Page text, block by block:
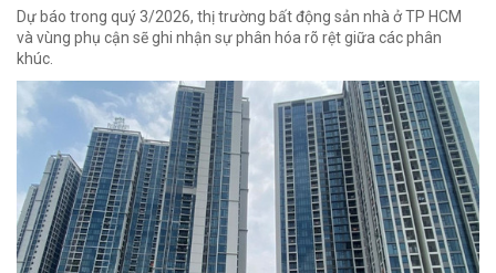
Dự báo trong quý 3/2026, thị trường bất động sản nhà ở TP HCM
và vùng phụ cận sẽ ghi nhận sự phân hóa rõ rệt giữa các phân
khúc.